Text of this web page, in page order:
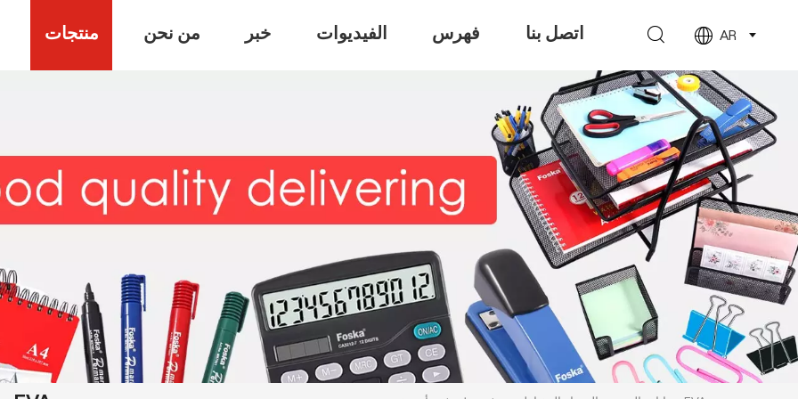
منتجات من نحن خبر الفيديوات فهرس اتصل بنا AR